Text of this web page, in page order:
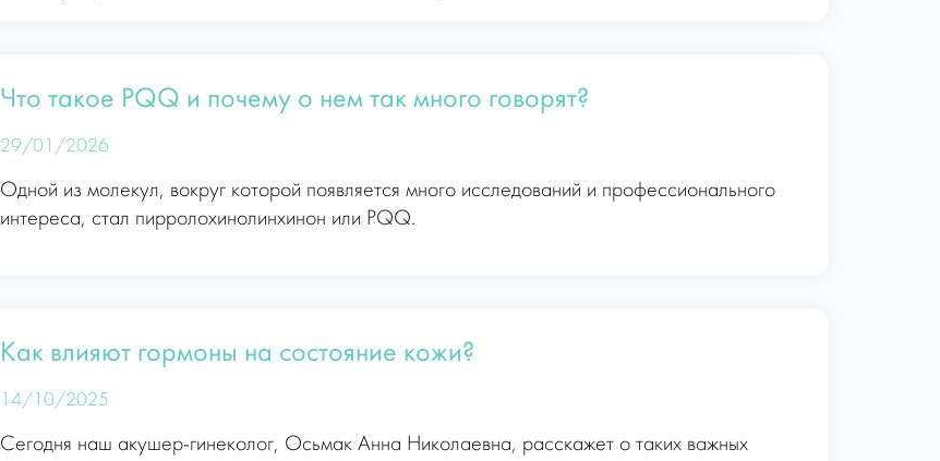
Что такое PQQ и почему о нем так много говорят?
29/01/2026
Одной из молекул, вокруг которой появляется много исследований и профессионального
интереса, стал пирролохинолинхинон или PQQ.
Как влияют гормоны на состояние кожи?
14/10/2025
Сегодня наш акушер-гинеколог, Осьмак Анна Николаевна, расскажет о таких важных